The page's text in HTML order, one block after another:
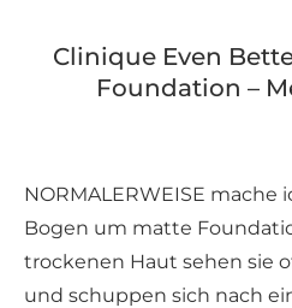
Clinique Even
Foundation –
NORMALERWEISE mache
Bogen um matte
trockenen Haut sehen sie
und schuppen sich nach